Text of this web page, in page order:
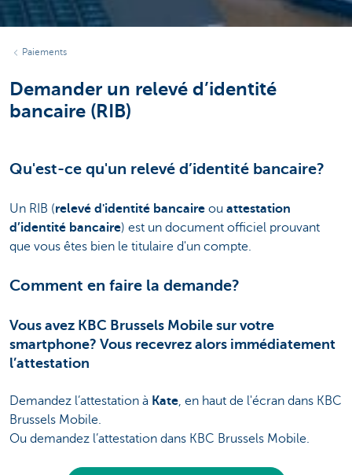
Paiements
Demander un relevé d’identité
bancaire (RIB)
Qu'est-ce qu'un relevé d’identité bancaire?
Un RIB (relevé d'identité bancaire ou attestation
d’identité bancaire) est un document officiel prouvant
que vous êtes bien le titulaire d'un compte.
Comment en faire la demande?
Vous avez KBC Brussels Mobile sur votre
smartphone? Vous recevrez alors immédiatement
l’attestation
Demandez l’attestation à Kate, en haut de l'écran dans KBC
Brussels Mobile.
Ou demandez l’attestation dans KBC Brussels Mobile.